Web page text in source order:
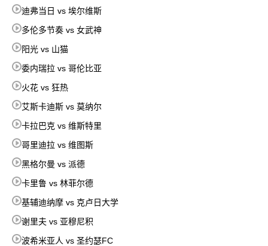
迪弗当日 vs 埃尔维斯
多伦多节奏 vs 女武神
阳光 vs 山猫
委内瑞拉 vs 哥伦比亚
火花 vs 狂热
艾斯卡迪斯 vs 莫纳尔
卡拉巴克 vs 维斯特里
哥里迪拉 vs 维图斯
黑格尔曼 vs 派德
卡里鲁 vs 林菲尔德
基辅迪纳摩 vs 克卢日大学
谢里夫 vs 亚穆尼积
波希米亚人 vs 圣约瑟FC